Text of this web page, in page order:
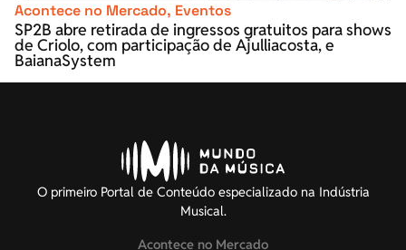
Acontece no Mercado, Eventos
SP2B abre retirada de ingressos gratuitos para shows
de Criolo, com participação de Ajulliacosta, e
BaianaSystem
O primeiro Portal de Conteúdo especializado na Indústria
Musical.
Acontece no Mercado